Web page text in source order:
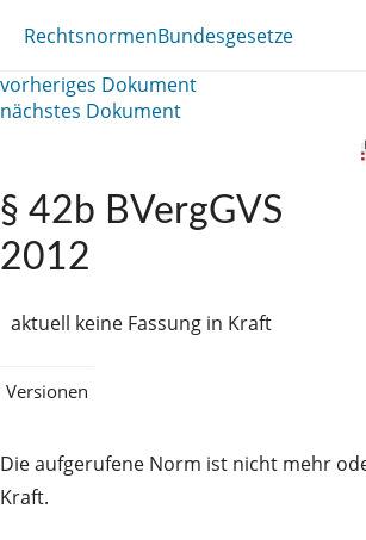
RechtsnormenBundesgesetze
vorheriges Dokument
nächstes Dokument
§ 42b BVergGVS
2012
aktuell keine Fassung in Kraft
Versionen
Die aufgerufene Norm ist nicht mehr
Kraft.